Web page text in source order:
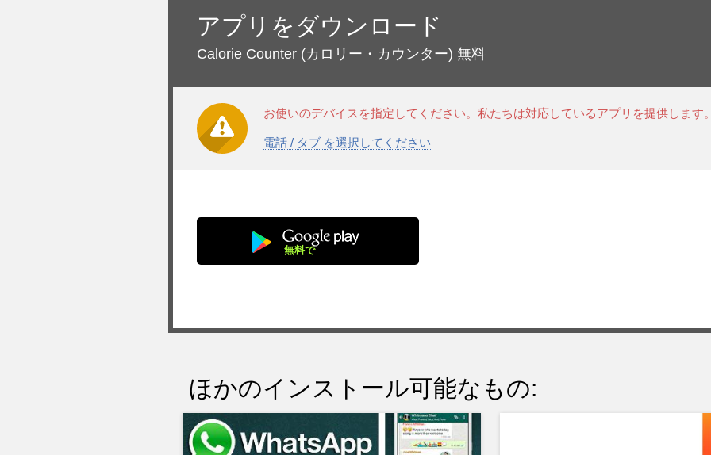
アプリをダウンロード
Calorie Counter (カロリー・カウンター) 無料
お使いのデバイスを指定してください。私たちは対応しているアプリを提供します
電話 / タブ を選択してください
無料で
ほかのインストール可能なもの: